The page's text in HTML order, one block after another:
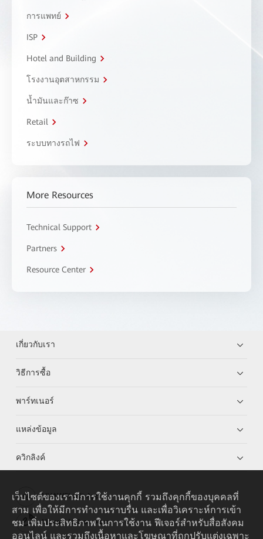
การแพทย์
ISP
Hotel and Building
โรงงานอุตสาหกรรม
น้ำมันและก๊าซ
Retail
ระบบทางรถไฟ
More Resources
Technical Support
Partners
Resource Center
เกี่ยวกับเรา
วิธีการซื้อ
พาร์ทเนอร์
แหล่งข้อมูล
ควิกลิงค์
HUAWEI eKit App
Huawei HiKnow App
เว็บไซต์ของเรามีการใช้งานคุกกี้ รวมถึงคุกกี้ของบุคคลที่
สาม เพื่อให้มีการทำงานราบรื่น และเพื่อวิเคราะห์การเข้า
ชม เพิ่มประสิทธิภาพในการใช้งาน ฟีเจอร์สำหรับสื่อสังคม
ออนไลน์ และรวมถึงเนื้อหาและโฆษณาที่ถูกปรับแต่งเฉพาะ